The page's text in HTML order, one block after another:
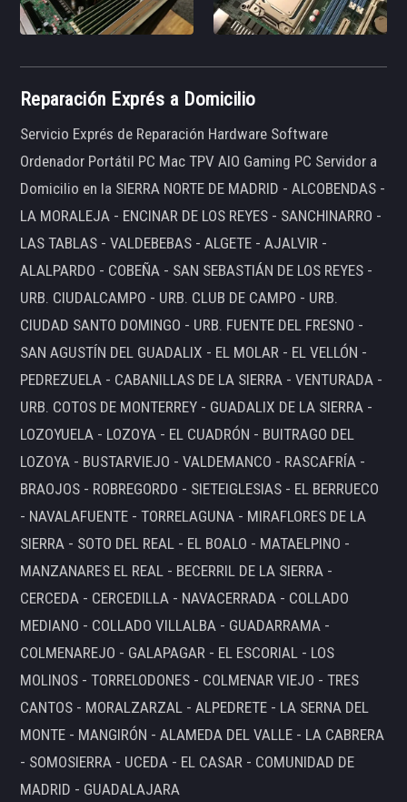
Reparación Exprés a Domicilio
Servicio Exprés de Reparación Hardware Software
Ordenador Portátil PC Mac TPV AIO Gaming PC Servidor a
Domicilio en la SIERRA NORTE DE MADRID - ALCOBENDAS -
LA MORALEJA - ENCINAR DE LOS REYES - SANCHINARRO -
LAS TABLAS - VALDEBEBAS - ALGETE - AJALVIR -
ALALPARDO - COBEÑA - SAN SEBASTIÁN DE LOS REYES -
URB. CIUDALCAMPO - URB. CLUB DE CAMPO - URB.
CIUDAD SANTO DOMINGO - URB. FUENTE DEL FRESNO -
SAN AGUSTÍN DEL GUADALIX - EL MOLAR - EL VELLÓN -
PEDREZUELA - CABANILLAS DE LA SIERRA - VENTURADA -
URB. COTOS DE MONTERREY - GUADALIX DE LA SIERRA -
LOZOYUELA - LOZOYA - EL CUADRÓN - BUITRAGO DEL
LOZOYA - BUSTARVIEJO - VALDEMANCO - RASCAFRÍA -
BRAOJOS - ROBREGORDO - SIETEIGLESIAS - EL BERRUECO
- NAVALAFUENTE - TORRELAGUNA - MIRAFLORES DE LA
SIERRA - SOTO DEL REAL - EL BOALO - MATAELPINO -
MANZANARES EL REAL - BECERRIL DE LA SIERRA -
CERCEDA - CERCEDILLA - NAVACERRADA - COLLADO
MEDIANO - COLLADO VILLALBA - GUADARRAMA -
COLMENAREJO - GALAPAGAR - EL ESCORIAL - LOS
MOLINOS - TORRELODONES - COLMENAR VIEJO - TRES
CANTOS - MORALZARZAL - ALPEDRETE - LA SERNA DEL
MONTE - MANGIRÓN - ALAMEDA DEL VALLE - LA CABRERA
- SOMOSIERRA - UCEDA - EL CASAR - COMUNIDAD DE
MADRID - GUADALAJARA